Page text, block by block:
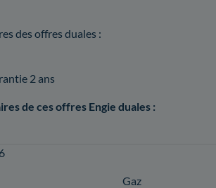
des offres duales :
2 ans
de ces offres Engie duales :
Gaz